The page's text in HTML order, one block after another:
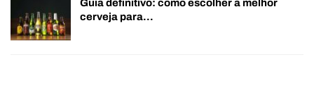
Guia definitivo: como escolher a melhor
cerveja para…